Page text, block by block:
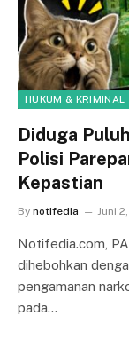
HUKUM & KRIMINAL
Diduga
Polisi
Kepastian
By notifedia Juni
Notifedia.com,
dihebohkan
pengamanan
pada…